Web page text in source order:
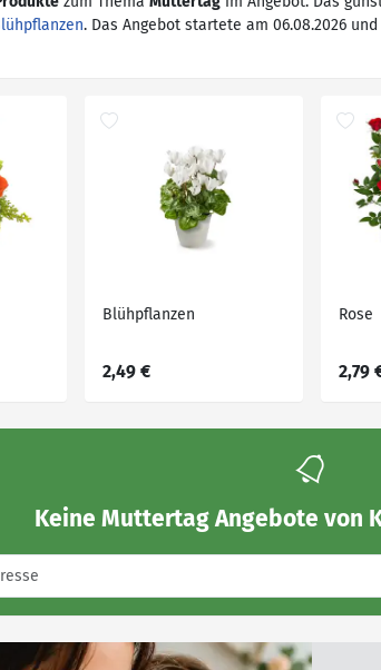
. Das Angebot startete am 06.08.2026
Blühpflanzen
2,49 €
Rose
2,79
Keine Muttertag Angebote von